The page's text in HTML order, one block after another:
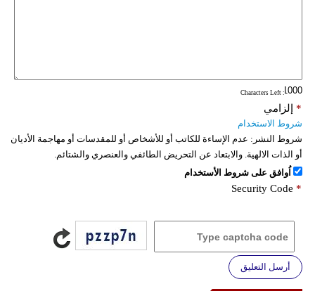
: Characters Left
إلزامي *
شروط الاستخدام
شروط النشر: عدم الإساءة للكاتب أو للأشخاص أو للمقدسات أو مهاجمة الأديان
أو الذات الالهية. والابتعاد عن التحريض الطائفي والعنصري والشتائم.
اُوافق على شروط الأستخدام
Security Code *
أرسل التعليق